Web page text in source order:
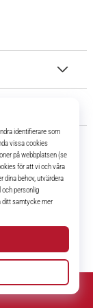
de bästa och